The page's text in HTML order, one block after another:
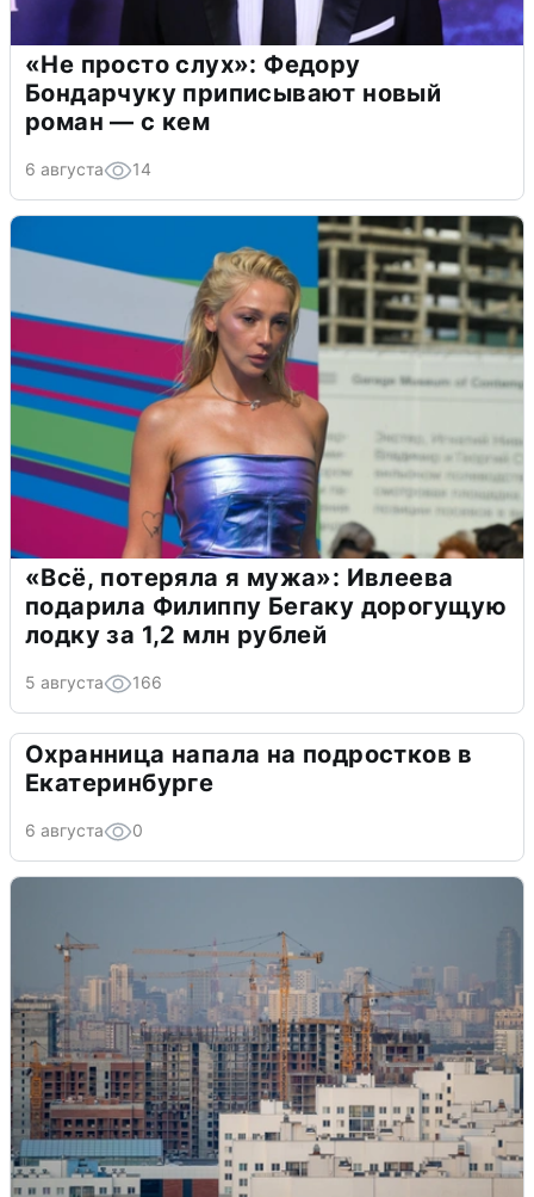
«Не просто слух»: Федору
Бондарчуку приписывают новый
роман — с кем
6 августа 14
«Всё, потеряла я мужа»: Ивлеева
подарила Филиппу Бегаку дорогущую
лодку за 1,2 млн рублей
5 августа 166
Охранница напала на подростков в
Екатеринбурге
6 августа 0